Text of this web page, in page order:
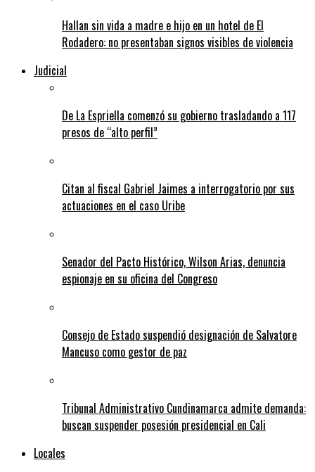
Hallan sin vida a madre e hijo en un hotel de El
Rodadero: no presentaban signos visibles de violencia
Judicial
De La Espriella comenzó su gobierno trasladando a 117
presos de “alto perfil”
Citan al fiscal Gabriel Jaimes a interrogatorio por sus
actuaciones en el caso Uribe
Senador del Pacto Histórico, Wilson Arias, denuncia
espionaje en su oficina del Congreso
Consejo de Estado suspendió designación de Salvatore
Mancuso como gestor de paz
Tribunal Administrativo Cundinamarca admite demanda:
buscan suspender posesión presidencial en Cali
Locales